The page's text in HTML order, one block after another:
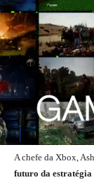
A chefe da Xbox,
futuro da estratégia